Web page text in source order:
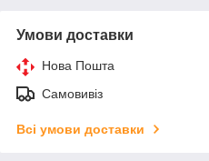
Умови доставки
Нова Пошта
Самовивіз
Всі умови доставки